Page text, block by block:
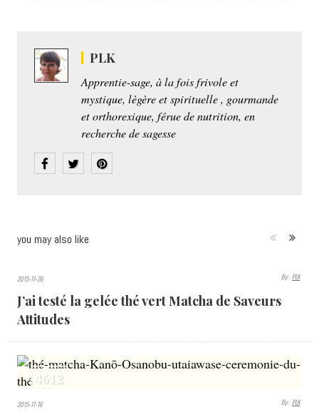
PLK
Apprentie-sage, à la fois frivole et
mystique, lègère et spirituelle , gourmande
et orthorexique, férue de nutrition, en
recherche de sagesse
you may also like
4199
VIEWS
2015-11-26 By: PLK
J’ai testé la gelée thé vert Matcha de Saveurs
Attitudes
4612
VIEWS
2015-11-16 By: PLK